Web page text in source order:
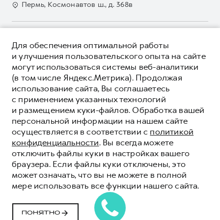
Система управления автопарком
Сервис для корпоративных клиентов
HAVAL Лизинг
Автомобильные аксессуары
Коллекция PRO
Коллекция Базовая
Коллекция Детская
Мобильное приложение GWM
Программа «HAVAL Защита+»
Руководства по эксплуатации
Подписки
Автомобильные аксессуары
Коллекция PRO
Коллекция Базовая
Коллекция Детская
Контакты
Пермь, Космонавтов ш., д. 368в
ЦЕНЫ И ВЫГОДЫ
ЮРИДИЧЕСКАЯ ИНФОРМАЦИЯ
Вся представленная на сайте информация, касающаяся
автомобилей и сервисного обслуживания, носит
информационный характер и не является публичной офертой.
Все цены, указанные на данном сайте, носят информационный
характер и являются максимально рекомендуемыми
розничными ценами по расчетам дистрибьютора (ООО «Грейт
Волл Мотор Рус»). Для получения подробной информации
просьба обращаться к ближайшему официальному дилеру ООО
«Грейт Волл Мотор Рус» либо по телефону Горячей линии 8 (800)
511-59-86, либо на сайте. Опубликованная на данном сайте
информация может быть изменена в любое время без
предварительного уведомления.
****На некоторых автомобилях HAVAL может отсутствовать
система / устройство вызова экстренных оперативных служб
(блок ЭРА-ГЛОНАСС).
Показать все
© 2026 ООО «Грейт Волл Мотор Рус»
© 2026 ООО «Сатурн-Р-Авто»
Политика конфиденциальности
Юридическая информация
Сделано в ПЕРКС
Для обеспечения оптимальной работы
и улучшения пользовательского опыта на сайте
могут использоваться системы веб-аналитики
(в том числе Яндекс.Метрика). Продолжая
использование сайта, Вы соглашаетесь
с применением указанных технологий
и размещением куки-файлов. Обработка вашей
персональной информации на нашем сайте
осуществляется в соответствии с политикой
конфиденциальности. Вы всегда можете
отключить файлы куки в настройках вашего
браузера. Если файлы куки отключены, это
может означать, что вы не можете в полной
мере использовать все функции нашего сайта.
ПОНЯТНО